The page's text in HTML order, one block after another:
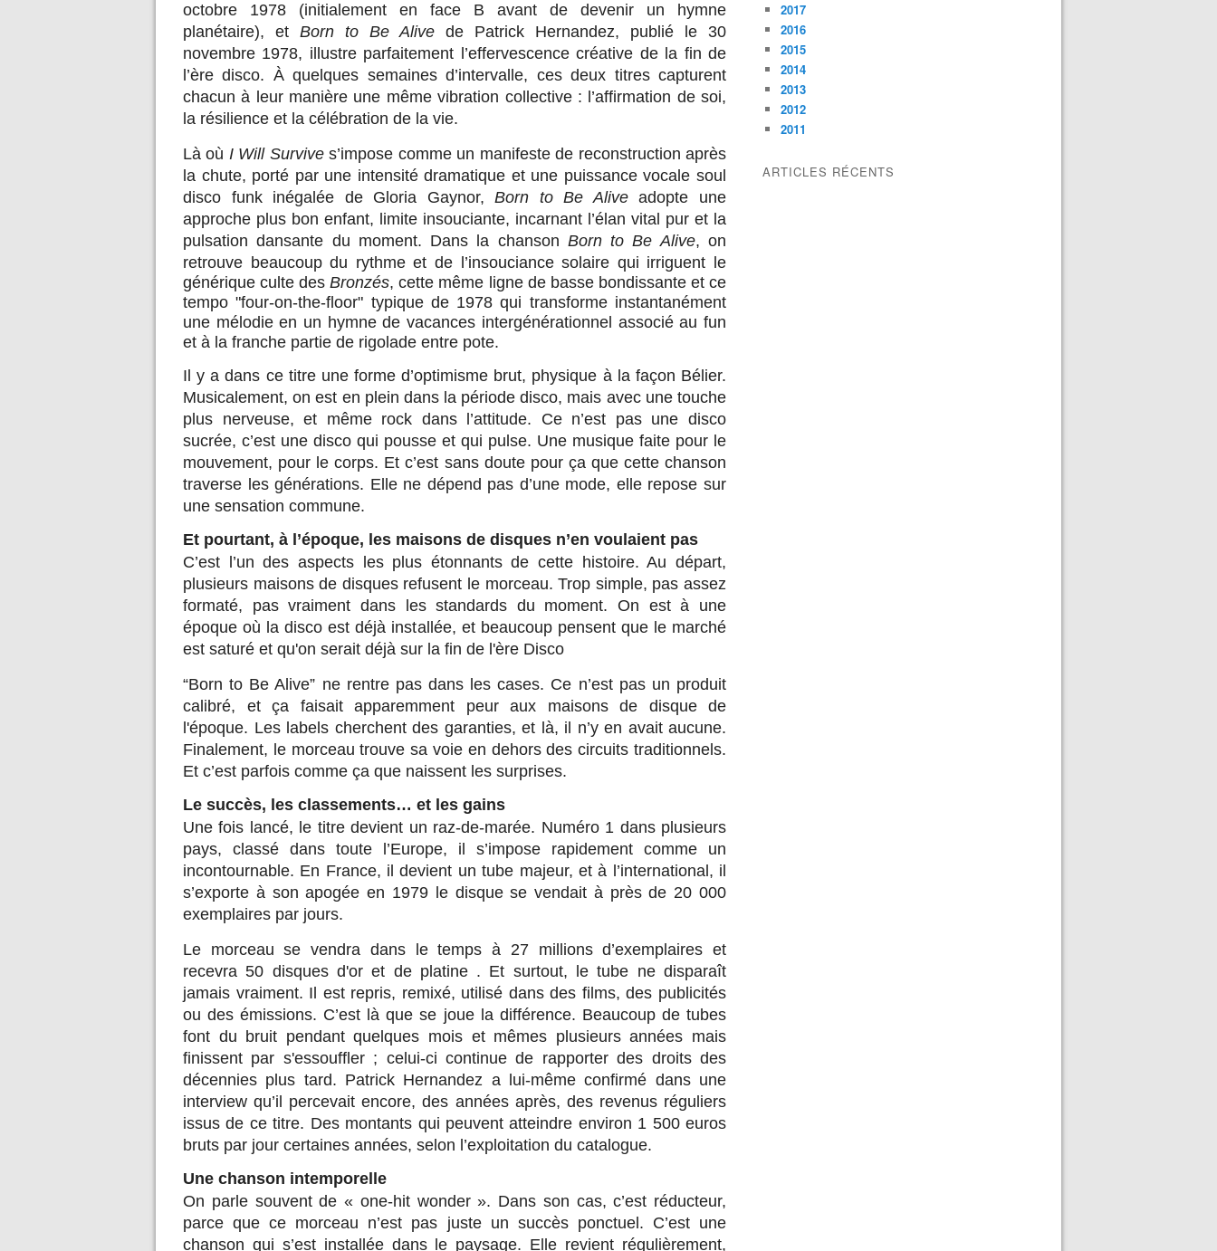
octobre 1978 (initialement en face B avant de devenir un hymne
planétaire), et Born to Be Alive de Patrick Hernandez, publié le 30
novembre 1978, illustre parfaitement l’effervescence créative de la fin de
l’ère disco. À quelques semaines d’intervalle, ces deux titres capturent
chacun à leur manière une même vibration collective : l’affirmation de soi,
la résilience et la célébration de la vie.
Là où I Will Survives’impose comme un manifeste de reconstruction après
la chute, porté par une intensité dramatique et une puissance vocale soul
disco funk inégalée de Gloria Gaynor,Born to Be Aliveadopte une
approche plus bon enfant, limite insouciante, incarnant l’élan vital pur et la
pulsation dansante du moment. Dans la chanson Born to Be Alive, on
retrouve beaucoup du rythme et de l’insouciance solaire qui irriguent le
générique culte des Bronzés, cette même ligne de basse bondissante et ce
tempo "four-on-the-floor" typique de 1978 qui transforme instantanément
une mélodie en un hymne de vacances intergénérationnel associé au fun
et à la franche partie de rigolade entre pote.
Il y a dans ce titre une forme d’optimisme brut, physique à la façon Bélier.
Musicalement, on est en plein dans la période disco, mais avec une touche
plus nerveuse, et même rock dans l’attitude. Ce n’est pas une disco
sucrée, c’est une disco qui pousse et qui pulse. Une musique faite pour le
mouvement, pour le corps. Et c’est sans doute pour ça que cette chanson
traverse les générations. Elle ne dépend pas d’une mode, elle repose sur
une sensation commune.
Et pourtant, à l’époque, les maisons de disques n’en voulaient pas
C’est l’un des aspects les plus étonnants de cette histoire. Au départ,
plusieurs maisons de disques refusent le morceau. Trop simple, pas assez
formaté, pas vraiment dans les standards du moment. On est à une
époque où la disco est déjà installée, et beaucoup pensent que le marché
est saturé et qu'on serait déjà sur la fin de l'ère Disco
“Born to Be Alive” ne rentre pas dans les cases. Ce n’est pas un produit
calibré, et ça faisait apparemment peur aux maisons de disque de
l'époque. Les labels cherchent des garanties, et là, il n’y en avait aucune.
Finalement, le morceau trouve sa voie en dehors des circuits traditionnels.
Et c’est parfois comme ça que naissent les surprises.
Le succès, les classements… et les gains
Une fois lancé, le titre devient un raz-de-marée. Numéro 1 dans plusieurs
pays, classé dans toute l’Europe, il s’impose rapidement comme un
incontournable. En France, il devient un tube majeur, et à l’international, il
s’exporte à son apogée en 1979 le disque se vendait à près de 20 000
exemplaires par jours.
Le morceau se vendra dans le temps à 27 millions d’exemplaires et
recevra 50 disques d'or et de platine . Et surtout, le tube ne disparaît
jamais vraiment. Il est repris, remixé, utilisé dans des films, des publicités
ou des émissions. C’est là que se joue la différence. Beaucoup de tubes
font du bruit pendant quelques mois et mêmes plusieurs années mais
finissent par s'essouffler ; celui-ci continue de rapporter des droits des
décennies plus tard. Patrick Hernandez a lui-même confirmé dans une
interview qu’il percevait encore, des années après, des revenus réguliers
issus de ce titre. Des montants qui peuvent atteindre environ 1 500 euros
bruts par jour certaines années, selon l’exploitation du catalogue.
Une chanson intemporelle
On parle souvent de « one-hit wonder ». Dans son cas, c’est réducteur,
parce que ce morceau n’est pas juste un succès ponctuel. C’est une
chanson qui s’est installée dans le paysage. Elle revient régulièrement,
2017
2016
2015
2014
2013
2012
2011
ARTICLES RÉCENTS